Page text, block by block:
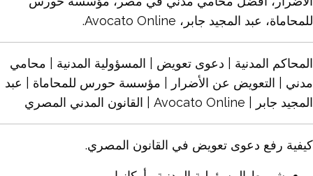
للمحاماة، عبد المجيد جابر، Avocato Online.
المحاكم المدنية | دعوى تعويض | المسؤولية المدنية | محامي
مدني | التعويض عن الأضرار | مؤسسة حورس للمحاماة | عبد
المجيد جابر | Avocato Online | القانون المدني المصري
كيفية رفع دعوى تعويض في القانون المصري.